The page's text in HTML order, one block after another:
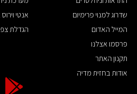
שדרוג למנוי פרימיום
המייל האדום
פרסמו אצלנו
תקנון האתר
אודות בחזית מדיה
אנטי
הגדלת